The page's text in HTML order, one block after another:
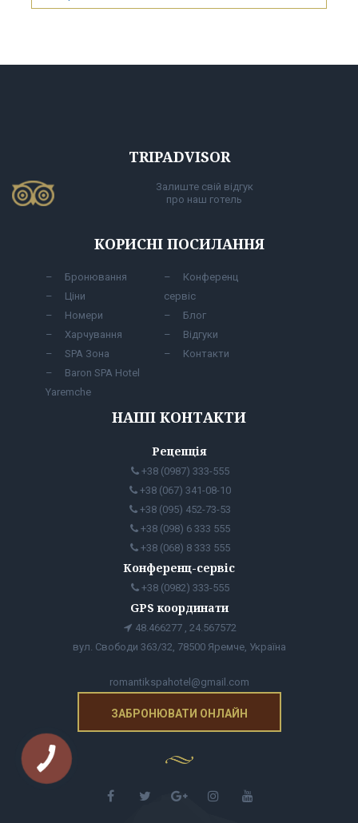
TRIPADVISOR
Залиште свій відгук
про наш готель
КОРИСНІ ПОСИЛАННЯ
Бронювання
Ціни
Номери
Харчування
SPA Зона
Baron SPA Hotel
Yaremche
Конференц
сервіс
Блог
Відгуки
Контакти
НАШІ КОНТАКТИ
Рецепція
+38 (0987) 333-555
+38 (067) 341-08-10
+38 (095) 452-73-53
+38 (098) 6 333 555
+38 (068) 8 333 555
Конференц-сервіс
+38 (0982) 333-555
GPS координати
48.466277 , 24.567572
вул. Свободи 363/32, 78500 Яремче, Україна
romantikspahotel@gmail.com
ЗАБРОНЮВАТИ ОНЛАЙН